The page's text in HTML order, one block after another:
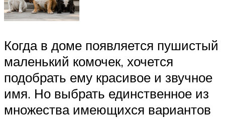
Когда в доме появляется пушистый
маленький комочек, хочется
подобрать ему красивое и звучное
имя. Но выбрать единственное из
множества имеющихся вариантов